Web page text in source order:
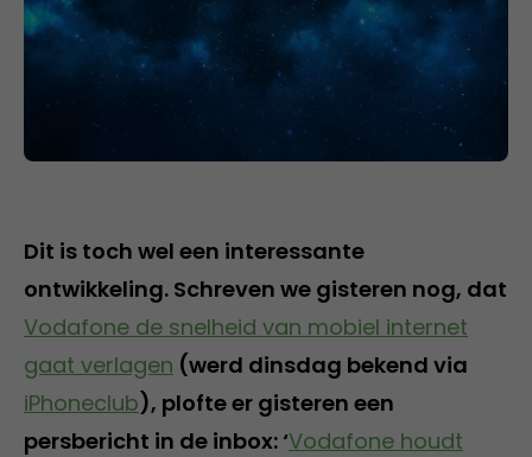
Dit is toch wel een interessante
ontwikkeling. Schreven we gisteren nog, dat
Vodafone de snelheid van mobiel internet
gaat verlagen (werd dinsdag bekend via
iPhoneclub), plofte er gisteren een
persbericht in de inbox: ‘Vodafone houdt